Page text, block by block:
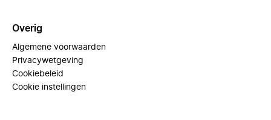
Overig
Algemene voorwaarden
Privacywetgeving
Cookiebeleid
Cookie instellingen